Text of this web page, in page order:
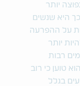
יותר
היא שנשים
על ההפרעה
יותר
רבות
טוען כי רוב
בגלל